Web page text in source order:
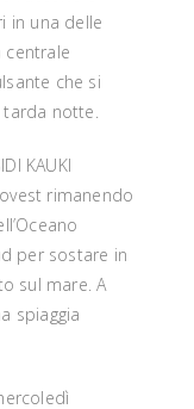
in una delle
centrale
che si
tarda notte.
KAUKI
rimanendo
per sostare in
sul mare. A
spiaggia